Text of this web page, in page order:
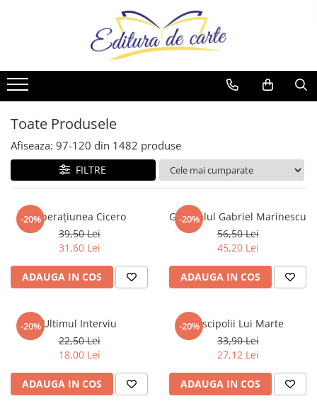
Toate Produsele
Comunicate
Capital
Evenimentul Zilei
Cărți
Artă
Beletristică
Cele mai vândute
Cultură generală
Cărți pentru copii
Dezvoltare personală
Drept/Legislație
Eseistica
Gastronomie
Hobby
Reviste
Comunicate
Cărți
Reviste
Toate Produsele
Afiseaza: 97-120 din 1482 produse
FILTRE
-20%Operațiunea Cicero
39,50 Lei
31,60 Lei
ADAUGA IN COS
-20%
Generalul Gabriel Marinescu
56,50 Lei
45,20 Lei
ADAUGA IN COS
-20%Ultimul Interviu
22,50 Lei
18,00 Lei
ADAUGA IN COS
-20%Discipolii Lui Marte
33,90 Lei
27,12 Lei
ADAUGA IN COS